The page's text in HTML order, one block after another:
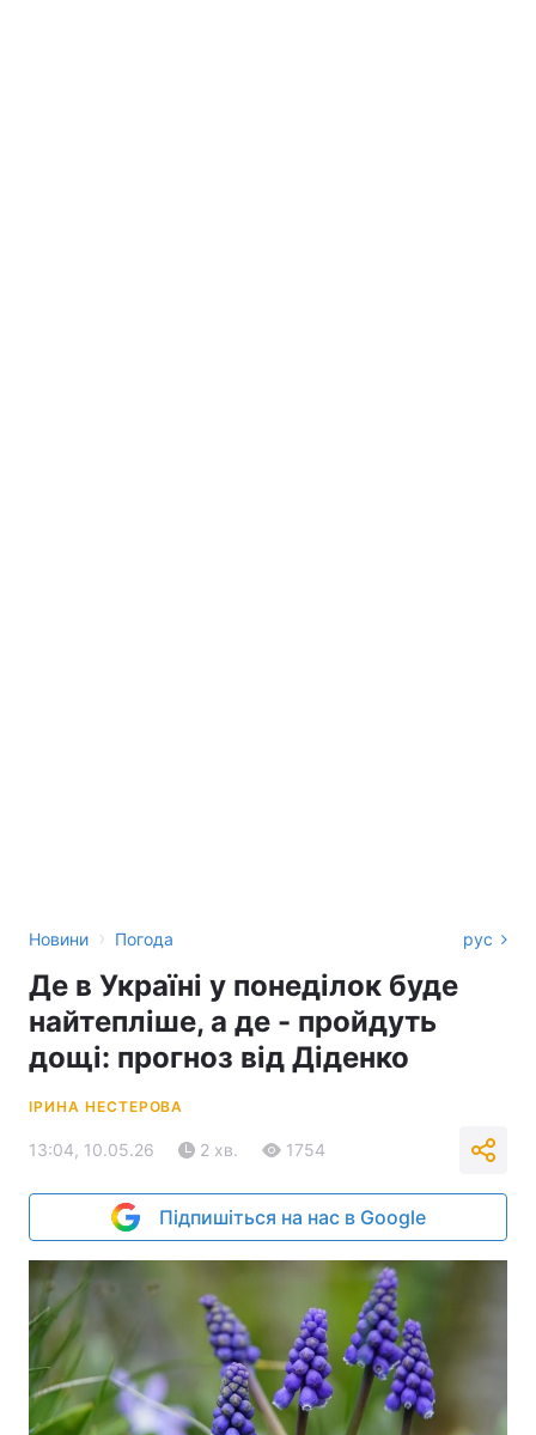
Новини › Погода рус
Де в Україні у понеділок буде
найтепліше, а де - пройдуть
дощі: прогноз від Діденко
ІРИНА НЕСТЕРОВА
13:04, 10.05.26 2 хв. 1754
Підпишіться на нас в Google